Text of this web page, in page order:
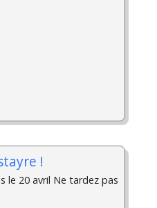
!
le 20 avril Ne tardez pas